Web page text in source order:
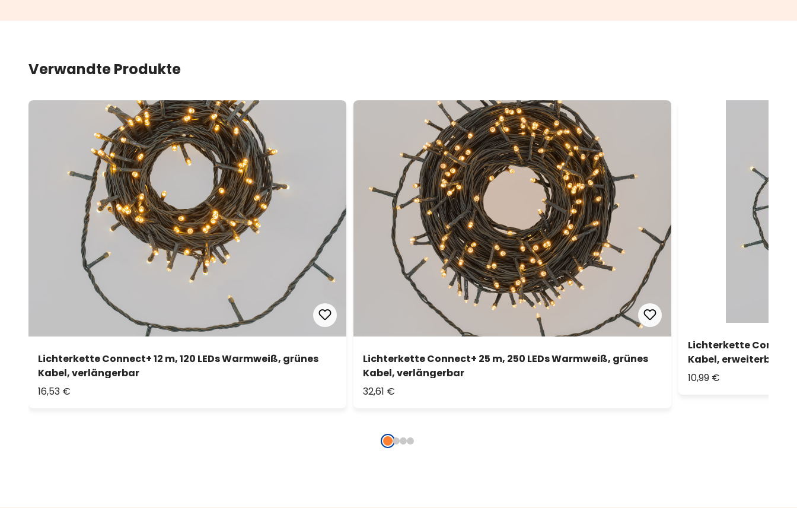
Verwandte Produkte
Lichterkette Connect+ 12 m, 120 LEDs Warmweiß, grünes
Kabel, verlängerbar
16,53 €
Lichterkette Connect+ 25 m, 250 LEDs Warmweiß, grünes
Kabel, verlängerbar
32,61 €
Lichterkette
Kabel, erweiterbar
10,99 €